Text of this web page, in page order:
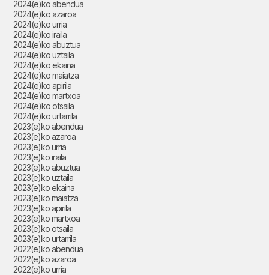
2024(e)ko abendua
2024(e)ko azaroa
2024(e)ko urria
2024(e)ko iraila
2024(e)ko abuztua
2024(e)ko uztaila
2024(e)ko ekaina
2024(e)ko maiatza
2024(e)ko apirila
2024(e)ko martxoa
2024(e)ko otsaila
2024(e)ko urtarrila
2023(e)ko abendua
2023(e)ko azaroa
2023(e)ko urria
2023(e)ko iraila
2023(e)ko abuztua
2023(e)ko uztaila
2023(e)ko ekaina
2023(e)ko maiatza
2023(e)ko apirila
2023(e)ko martxoa
2023(e)ko otsaila
2023(e)ko urtarrila
2022(e)ko abendua
2022(e)ko azaroa
2022(e)ko urria